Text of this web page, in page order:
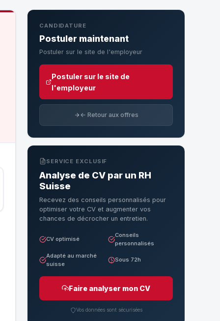
CANDIDATURE
Postuler maintenant
Postuler sur le site de l'employeur
Postuler sur le site de
l'employeur
← Retour aux offres
SERVICE EXCLUSIF
Analyse de CV par un RH
Suisse
Recevez des conseils personnalisés pour
optimiser votre CV et augmenter vos
chances de décrocher un entretien.
CV optimisé
Conseils
personnalisés
Adapté au marché
suisse
Sous 72h
Faire analyser mon CV
Vos données sont sécurisées